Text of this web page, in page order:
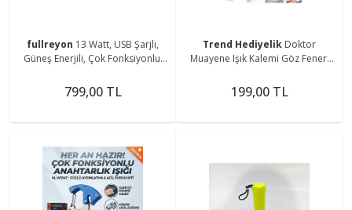
fullreyon 13 Watt, USB Şarjlı,
Güneş Enerjili, Çok Fonksiyonlu,
Kamp Feneri
799,00 TL
Trend Hediyelik Doktor
Muayene Işık Kalemi Göz Feneri
Kalemi Penlight
199,00 TL